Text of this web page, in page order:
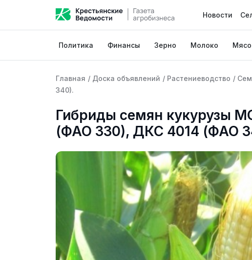
Новости
Политика Финансы Зерно Молоко Мясо
Главная / Доска объявлений / Растениеводство /
340).
Гибриды семян кукурузы
(ФАО 330), ДКС 4014 (ФАО